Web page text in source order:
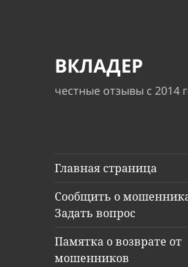
ВКЛАДЕР
честные отзывы с 2014
Главная страница
Сообщить о
Задать вопрос
Памятка о возврате от
мошенников